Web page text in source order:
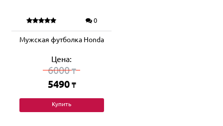
0
Мужская футболка Honda
Цена:
6000₸
5490 ₸
Купить